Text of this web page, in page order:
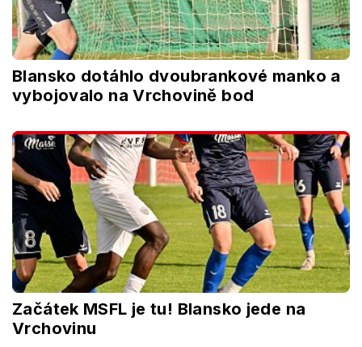
Blansko dotáhlo dvoubrankové manko a
vybojovalo na Vrchovině bod
Začátek MSFL je tu! Blansko jede na
Vrchovinu